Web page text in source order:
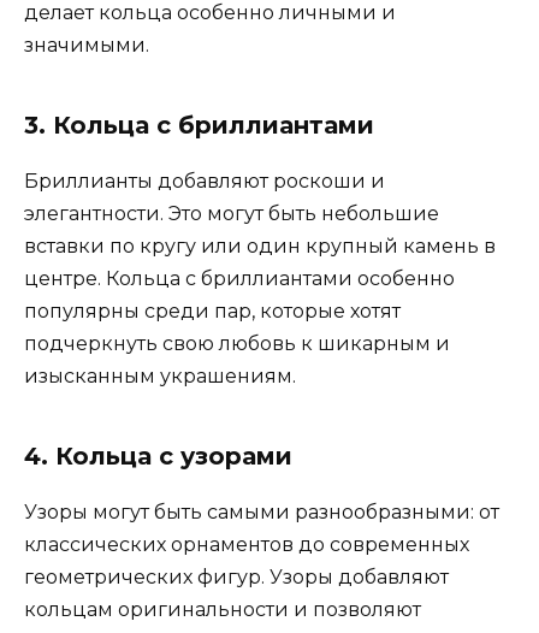
делает кольца особенно личными и
значимыми.
3. Кольца с бриллиантами
Бриллианты добавляют роскоши и
элегантности. Это могут быть небольшие
вставки по кругу или один крупный камень в
центре. Кольца с бриллиантами особенно
популярны среди пар, которые хотят
подчеркнуть свою любовь к шикарным и
изысканным украшениям.
4. Кольца с узорами
Узоры могут быть самыми разнообразными: от
классических орнаментов до современных
геометрических фигур. Узоры добавляют
кольцам оригинальности и позволяют